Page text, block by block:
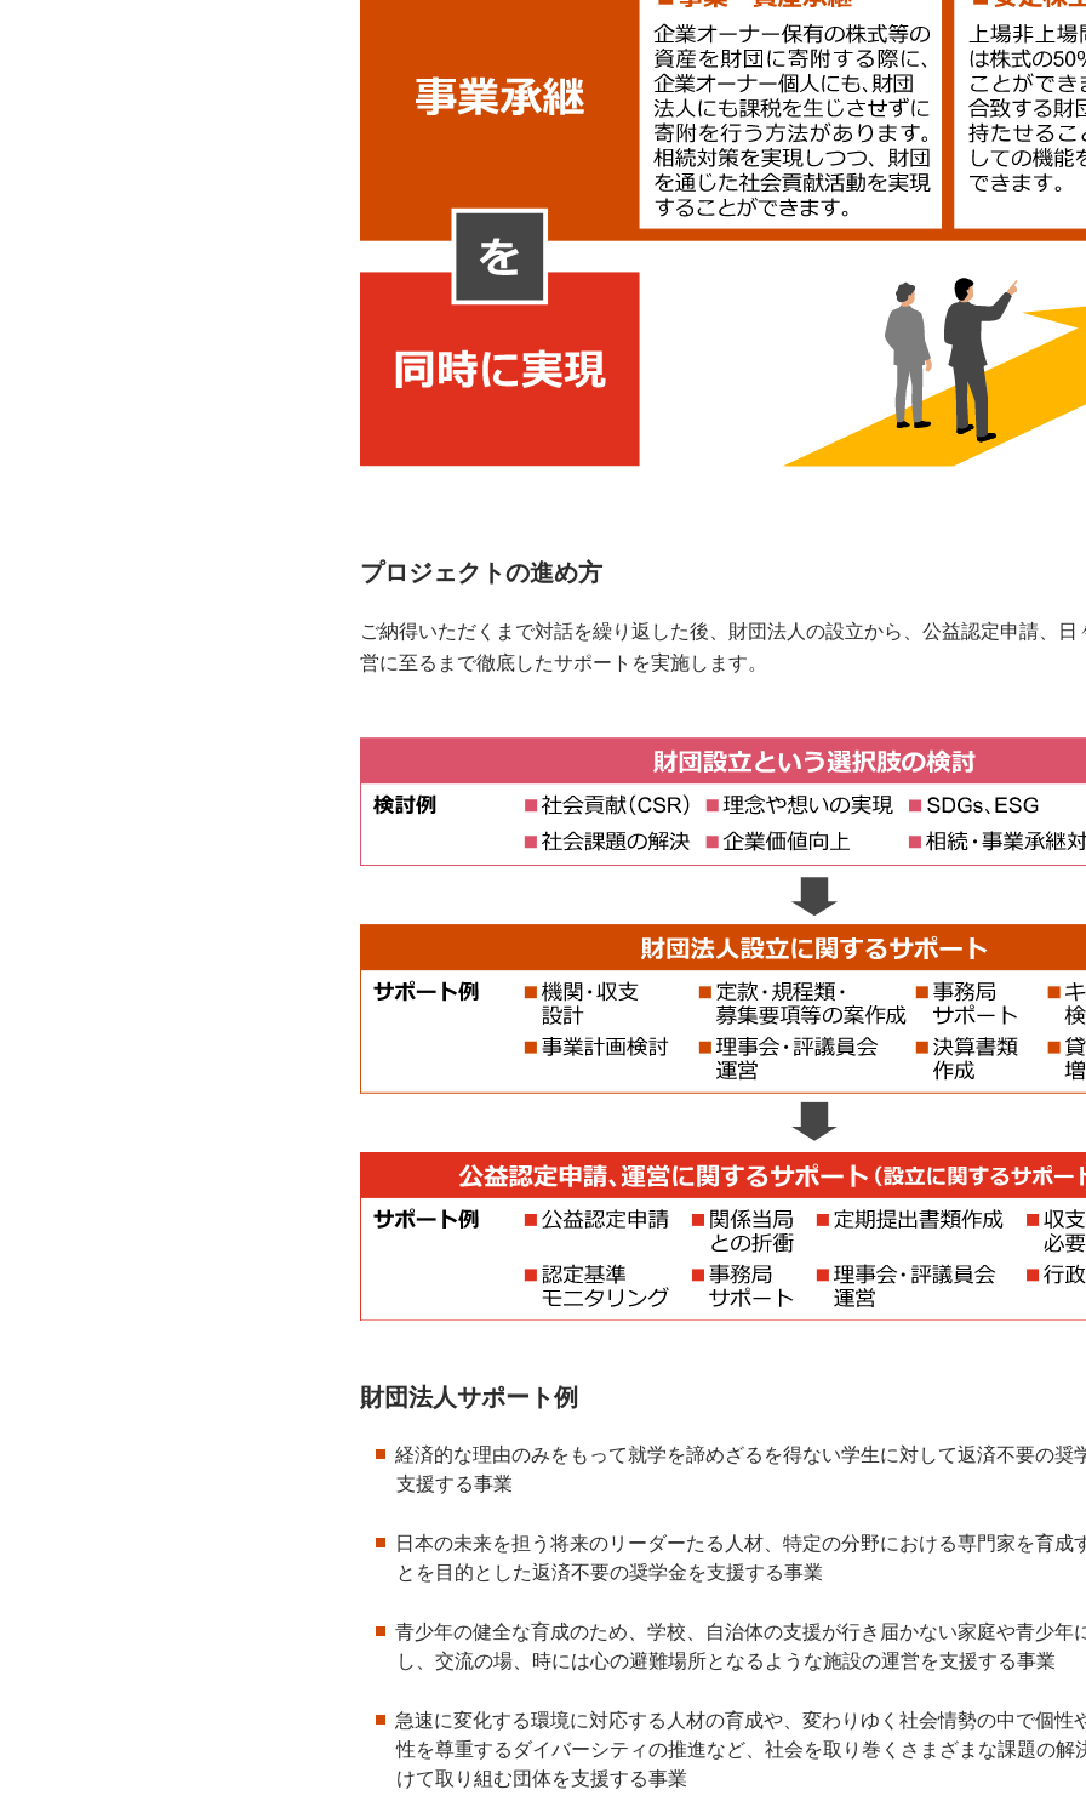
プロジェクトの進め方
ご納得いただくまで対話を繰り返した後、財団法人の設立から、公益認定申請、日
営に至るまで徹底したサポートを実施します。
財団法人サポート例
経済的な理由のみをもって就学を諦めざるを得ない学生に対して返済不要の奨
支援する事業
日本の未来を担う将来のリーダーたる人材、特定の分野における専門家を育成
とを目的とした返済不要の奨学金を支援する事業
青少年の健全な育成のため、学校、自治体の支援が行き届かない家庭や青少年
し、交流の場、時には心の避難場所となるような施設の運営を支援する事業
急速に変化する環境に対応する人材の育成や、変わりゆく社会情勢の中で個性
性を尊重するダイバーシティの推進など、社会を取り巻くさまざまな課題の解
けて取り組む団体を支援する事業